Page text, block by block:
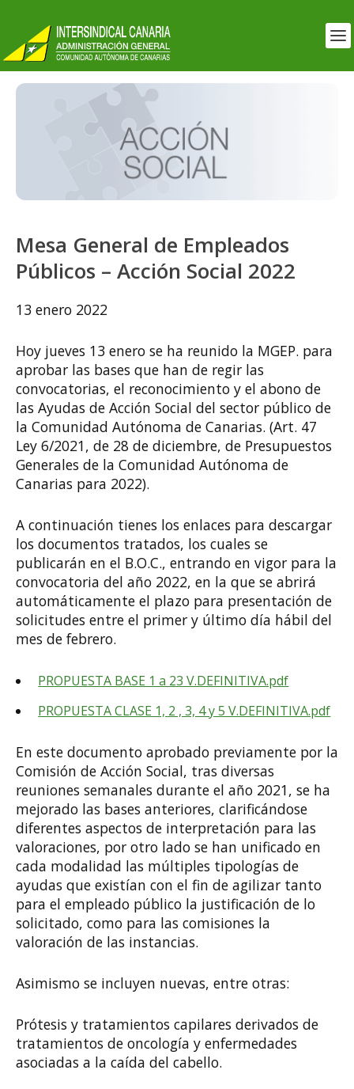
Mesa General de Empleados
Públicos – Acción Social 2022
13 enero 2022
Hoy jueves 13 enero se ha reunido la MGEP. para
aprobar las bases que han de regir las
convocatorias, el reconocimiento y el abono de
las Ayudas de Acción Social del sector público de
la Comunidad Autónoma de Canarias. (Art. 47
Ley 6/2021, de 28 de diciembre, de Presupuestos
Generales de la Comunidad Autónoma de
Canarias para 2022).
A continuación tienes los enlaces para descargar
los documentos tratados, los cuales se
publicarán en el B.O.C., entrando en vigor para la
convocatoria del año 2022, en la que se abrirá
automáticamente el plazo para presentación de
solicitudes entre el primer y último día hábil del
mes de febrero.
PROPUESTA BASE 1 a 23 V.DEFINITIVA.pdf
PROPUESTA CLASE 1, 2 , 3, 4 y 5 V.DEFINITIVA.pdf
En este documento aprobado previamente por la
Comisión de Acción Social, tras diversas
reuniones semanales durante el año 2021, se ha
mejorado las bases anteriores, clarificándose
diferentes aspectos de interpretación para las
valoraciones, por otro lado se han unificado en
cada modalidad las múltiples tipologías de
ayudas que existían con el fin de agilizar tanto
para el empleado público la justificación de lo
solicitado, como para las comisiones la
valoración de las instancias.
Asimismo se incluyen nuevas, entre otras:
Prótesis y tratamientos capilares derivados de
tratamientos de oncología y enfermedades
asociadas a la caída del cabello.